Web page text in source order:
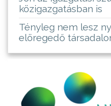
közigazgatásban is
Tényleg nem lesz
elöregedő